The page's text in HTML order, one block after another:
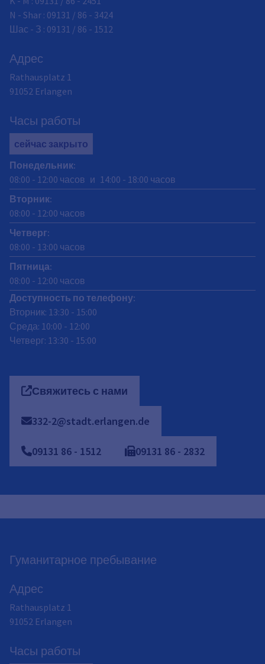
N - Shar : 09131 / 86 - 3424
Шас - З : 09131 / 86 - 1512
Адрес
Rathausplatz 1
91052 Erlangen
Часы работы
сейчас закрыто
Понедельник:
08:00 - 12:00 часов и 14:00 - 18:00 часов
Вторник:
08:00 - 12:00 часов
Четверг:
08:00 - 13:00 часов
Пятница:
08:00 - 12:00 часов
Доступность по телефону:
Вторник: 13:30 - 15:00
Среда: 10:00 - 12:00
Четверг: 13:30 - 15:00
Свяжитесь с нами
332-2@stadt.erlangen.de
09131 86 - 1512 09131 86 - 2832
Гуманитарное пребывание
Адрес
Rathausplatz 1
91052 Erlangen
Часы работы